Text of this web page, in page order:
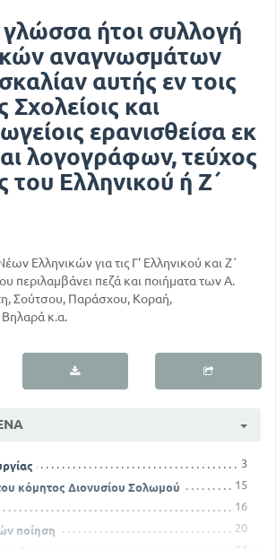
γλώσσα ήτοι συλλογή
αναγνωσμάτων
αυτής εν τοις
Σχολείοις και
ερανισθείσα εκ
λογογράφων, τεύχος
του Ελληνικού ή Ζ΄
Ελληνικών για τις Γ' Ελληνικού και Ζ΄
περιλαμβάνει πεζά και ποιήματα των Α.
Σούτσου, Παράσχου, Κοραή,
κ.α.
3
κόμητος Διονυσίου Σολωμού
15
16
ποίηση
20
24